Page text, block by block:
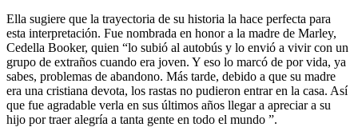
Ella sugiere que la trayectoria de su historia la hace perfecta para
esta interpretación. Fue nombrada en honor a la madre de Marley,
Cedella Booker, quien “lo subió al autobús y lo envió a vivir con un
grupo de extraños cuando era joven. Y eso lo marcó de por vida, ya
sabes, problemas de abandono. Más tarde, debido a que su madre
era una cristiana devota, los rastas no pudieron entrar en la casa. Así
que fue agradable verla en sus últimos años llegar a apreciar a su
hijo por traer alegría a tanta gente en todo el mundo ”.